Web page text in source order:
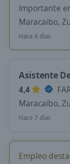
Importante
Maracaibo,
Hace 6 días
Asistente
4,4
Maracaibo,
Hace 7 días
Empleo